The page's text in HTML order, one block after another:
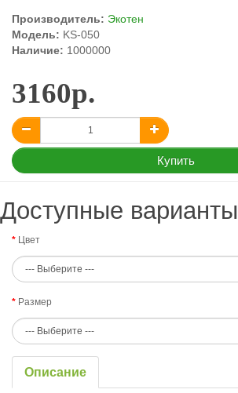
Производитель: Экотен
Модель: KS-050
Наличие: 1000000
3160р.
Купить
Доступные варианты
Цвет
Размер
Описание